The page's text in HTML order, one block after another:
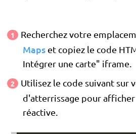
Recherchez votre
Maps et copiez le code
Intégrer une carte" iframe.
Utilisez le code suivant sur
d'atterrissage pour afficher
réactive.